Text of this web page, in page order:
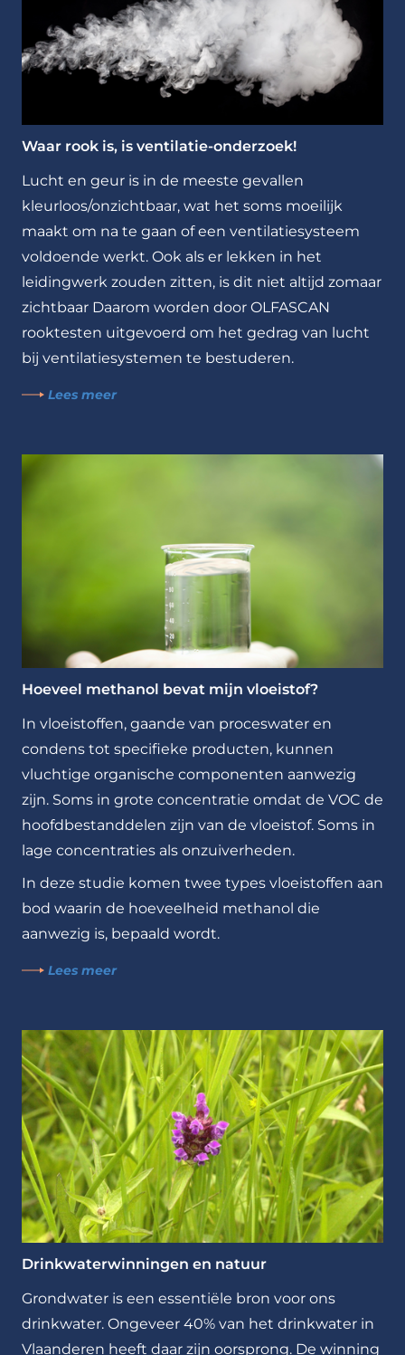
Waar rook is, is ventilatie-onderzoek!
Lucht en geur is in de meeste gevallen
kleurloos/onzichtbaar, wat het soms moeilijk
maakt om na te gaan of een ventilatiesysteem
voldoende werkt. Ook als er lekken in het
leidingwerk zouden zitten, is dit niet altijd zomaar
zichtbaar Daarom worden door OLFASCAN
rooktesten uitgevoerd om het gedrag van lucht
bij ventilatiesystemen te bestuderen.
Lees meer
Hoeveel methanol bevat mijn vloeistof?
In vloeistoffen, gaande van proceswater en
condens tot specifieke producten, kunnen
vluchtige organische componenten aanwezig
zijn. Soms in grote concentratie omdat de VOC de
hoofdbestanddelen zijn van de vloeistof. Soms in
lage concentraties als onzuiverheden.
In deze studie komen twee types vloeistoffen aan
bod waarin de hoeveelheid methanol die
aanwezig is, bepaald wordt.
Lees meer
Drinkwaterwinningen en natuur
Grondwater is een essentiële bron voor ons
drinkwater. Ongeveer 40% van het drinkwater in
Vlaanderen heeft daar zijn oorsprong. De winning